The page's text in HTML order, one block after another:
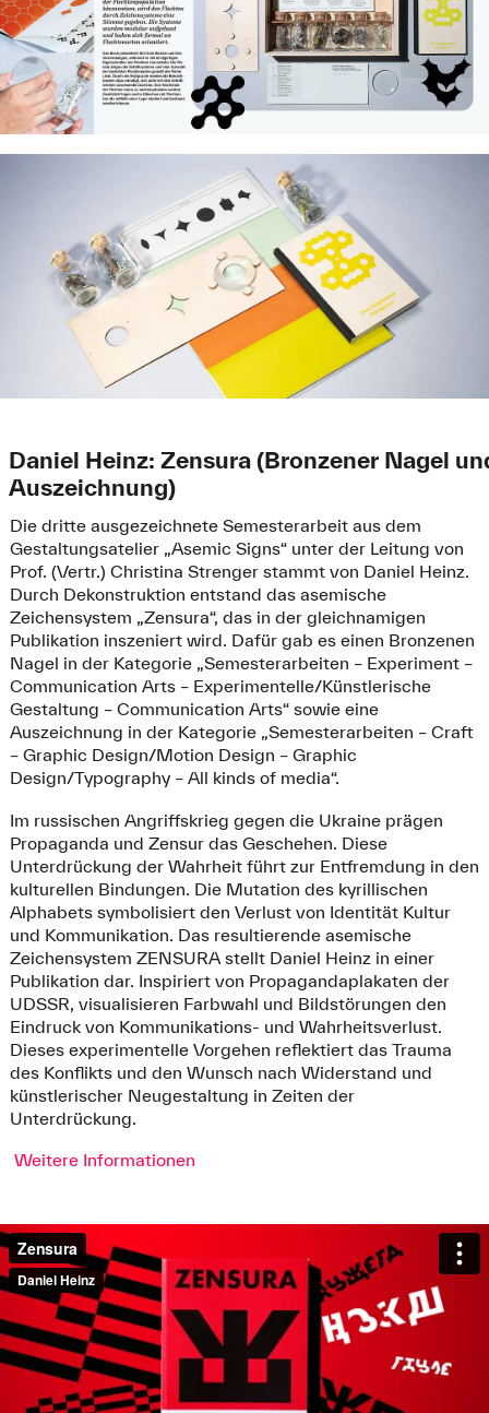
Daniel Heinz: Zensura (Bronzener Nagel
Auszeichnung)
Die dritte ausgezeichnete Semesterarbeit aus dem
Gestaltungsatelier „Asemic Signs“ unter der Leitung von
Prof. (Vertr.) Christina Strenger stammt von Daniel Heinz.
Durch Dekonstruktion entstand das asemische
Zeichensystem „Zensura“, das in der gleichnamigen
Publikation inszeniert wird. Dafür gab es einen Bronzenen
Nagel in der Kategorie „Semesterarbeiten – Experiment –
Communication Arts – Experimentelle/Künstlerische
Gestaltung – Communication Arts“ sowie eine
Auszeichnung in der Kategorie „Semesterarbeiten – Craft
– Graphic Design/Motion Design – Graphic
Design/Typography – All kinds of media“.
Im russischen Angriffskrieg gegen die Ukraine prägen
Propaganda und Zensur das Geschehen. Diese
Unterdrückung der Wahrheit führt zur Entfremdung in den
kulturellen Bindungen. Die Mutation des kyrillischen
Alphabets symbolisiert den Verlust von Identität Kultur
und Kommunikation. Das resultierende asemische
Zeichensystem ZENSURA stellt Daniel Heinz in einer
Publikation dar. Inspiriert von Propagandaplakaten der
UDSSR, visualisieren Farbwahl und Bildstörungen den
Eindruck von Kommunikations- und Wahrheitsverlust.
Dieses experimentelle Vorgehen reflektiert das Trauma
des Konflikts und den Wunsch nach Widerstand und
künstlerischer Neugestaltung in Zeiten der
Unterdrückung.
Weitere Informationen